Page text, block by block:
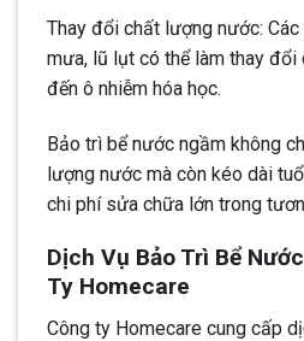
Thay đổi chất lượng nước:
mưa, lũ lụt có thể làm thay
đến ô nhiễm hóa học.
Bảo trì bể nước ngầm không
lượng nước mà còn kéo dài
chi phí sửa chữa lớn trong
Dịch Vụ Bảo Trì Bể
Ty Homecare
Công ty Homecare cung cấp